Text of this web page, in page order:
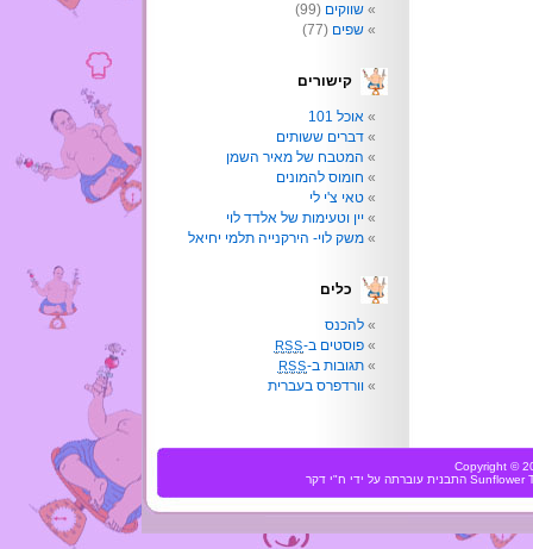
שווקים (99)
שפים (77)
קישורים
אוכל 101
דברים ששותים
המטבח של מאיר השמן
חומוס להמונים
טאי צ'י לי
יין וטעימות של אלדד לוי
משק לוי- הירקנייה תלמי יחיאל
כלים
להכנס
פוסטים ב-RSS
תגובות ב-RSS
וורדפרס בעברית
Copyright ©
Sunflower התבנית עוברתה על ידי ח"י דקר